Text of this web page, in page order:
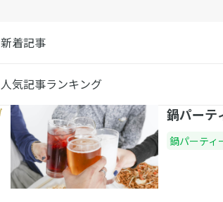
新着記事
人気記事ランキング
鍋パーテ
鍋パーティ